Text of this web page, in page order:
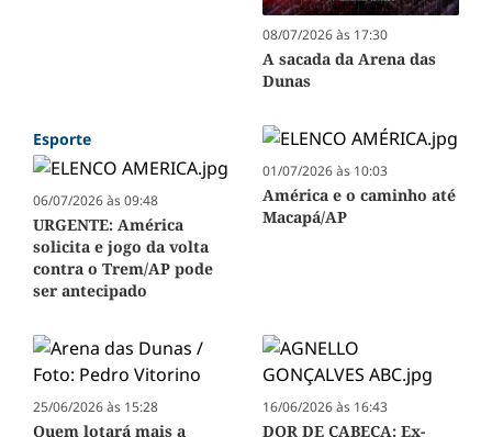
08/07/2026 às 17:30
A sacada da Arena das
Dunas
Esporte
06/07/2026 às 09:48
URGENTE: América
solicita e jogo da volta
contra o Trem/AP pode
ser antecipado
01/07/2026 às 10:03
América e o caminho até
Macapá/AP
25/06/2026 às 15:28
Quem lotará mais a
16/06/2026 às 16:43
DOR DE CABEÇA: Ex-